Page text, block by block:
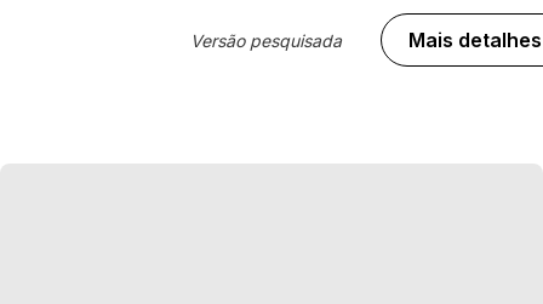
Versão pesquisada Mais detalhes